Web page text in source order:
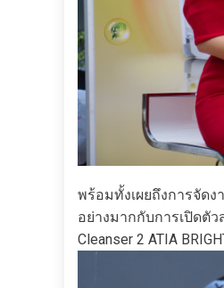
พร้อมทั้งเผยถึงการจัดง
อย่างมากกับการเปิดตั
Cleanser 2 ATIA